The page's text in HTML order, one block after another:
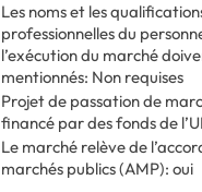
Les noms et les
professionnelles du
l’exécution du marché
mentionnés: Non requises
Projet de passation de
financé par des fonds de
Le marché relève de
marchés publics (AMP): oui